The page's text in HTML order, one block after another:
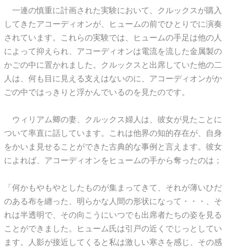
一連の慎重に計画された実験において、クルックスが購入
してきたアコーディオンが、ヒュームの前でひとりでに演奏
されています。これらの実験では、ヒュームの手足は他の人
によって抑えられ、アコーディオンは電流を流した金属製の
かごの中に置かれました。クルックスと出席していた他の二
人は、何も目に見える支えはないのに、アコーディオンがか
ごの中ではっきりと浮かんでいるのを見たのです。
ウィリアム卿の妻、クルックス婦人は、彼女が見たことに
ついて率直に話しています。これは他界の知的存在が、自身
をかいま見せることができた古典的な事例と言えます。彼女
によれば、アコーディオンをヒュームの手から奪ったのは；
「何かもやもやとしたものが集まってきて、それが薄いひだ
のある布を纏った、明らかな人間の形状になって・・・、そ
れは半透明で、その向こうにいつでも出席者たちの姿を見る
ことができました。ヒューム氏は引戸の近くでじっとしてい
ます。人影が接近してくると私は激しい寒さを感じ、その感